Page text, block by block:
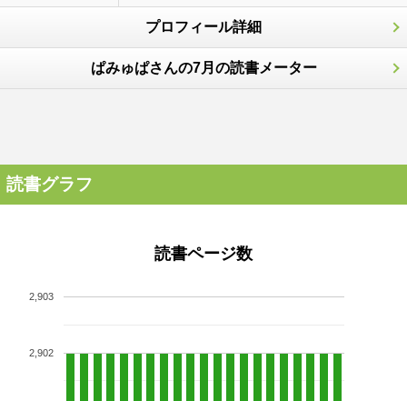
プロフィール詳細
ぱみゅぱさんの7月の読書メーター
読書グラフ
読書ページ数
2,902
2,903